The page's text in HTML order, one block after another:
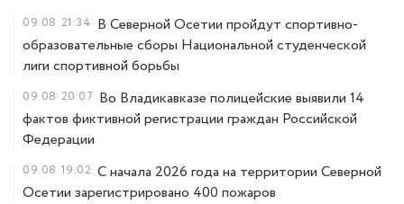
09.08 21:34 В Северной Осетии пройдут спортивно-
образовательные сборы Национальной студенческой
лиги спортивной борьбы
09.08 20:07 Во Владикавказе полицейские выявили 14
фактов фиктивной регистрации граждан Российской
Федерации
09.08 19:02 С начала 2026 года на территории Северной
Осетии зарегистрировано 400 пожаров